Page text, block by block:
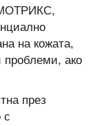
на кожата,
проблеми, ако
през
с